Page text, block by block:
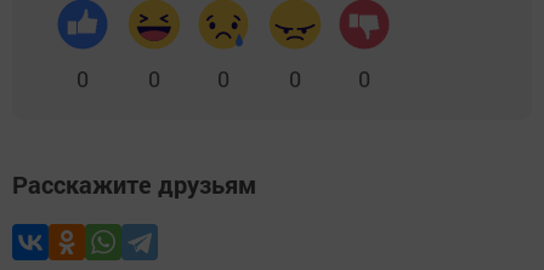
0 0 0 0 0
Расскажите друзьям